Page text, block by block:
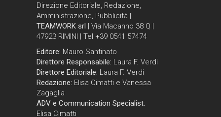
Direzione Editoriale, Redazione,
Amministrazione, Pubblicità |
TEAMWORK srl | Via Macanno 38 Q |
47923 RIMINI | Tel +39 0541 57474
Editore: Mauro Santinato
Direttore Responsabile: Laura F. Verdi
Direttore Editoriale: Laura F. Verdi
Redazione: Elisa Cimatti e Vanessa
Zagaglia
ADV e Communication Specialist:
Elisa Cimatti